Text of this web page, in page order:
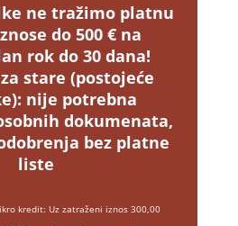
ne tražimo platnu
do 500 € na
rok do 30 dana!
stare (postojeće
nije potrebna
dokumenata,
bez platne
liste
kredit: Uz zatraženi iznos 300,00